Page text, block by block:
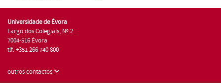
Universidade de Évora
Largo dos Colegiais, Nº 2
7004-516 Évora
tlf: +351 266 740 800
outros contactos